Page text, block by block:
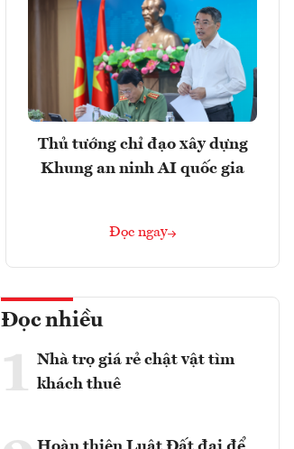
Thủ tướng chỉ đạo xây dựng
Khung an ninh AI quốc gia
Đọc ngay
Đọc nhiều
1 Nhà trọ giá rẻ chật vật tìm
khách thuê